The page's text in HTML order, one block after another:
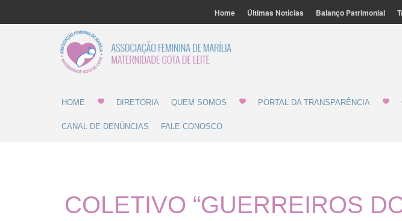
Home Últimas Notícias Balanço Patrimonial
HOME DIRETORIA QUEM SOMOS PORTAL DA TRANSPARÊNCIA
CANAL DE DENÚNCIAS FALE CONOSCO
COLETIVO “GUERREIROS